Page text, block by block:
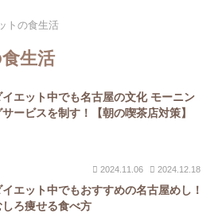
トの食生活
生活
イエット中でも名古屋の文化 モーニン
サービスを制す！【朝の喫茶店対策】
2024.11.06 2024.12.18
イエット中でもおすすめの名古屋めし！
しろ痩せる食べ方